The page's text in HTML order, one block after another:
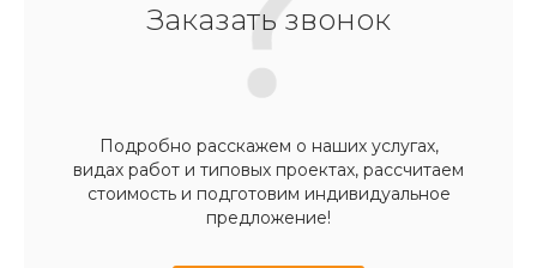
Заказать звонок
Подробно расскажем о наших услугах,
видах работ и типовых проектах, рассчитаем
стоимость и подготовим индивидуальное
предложение!